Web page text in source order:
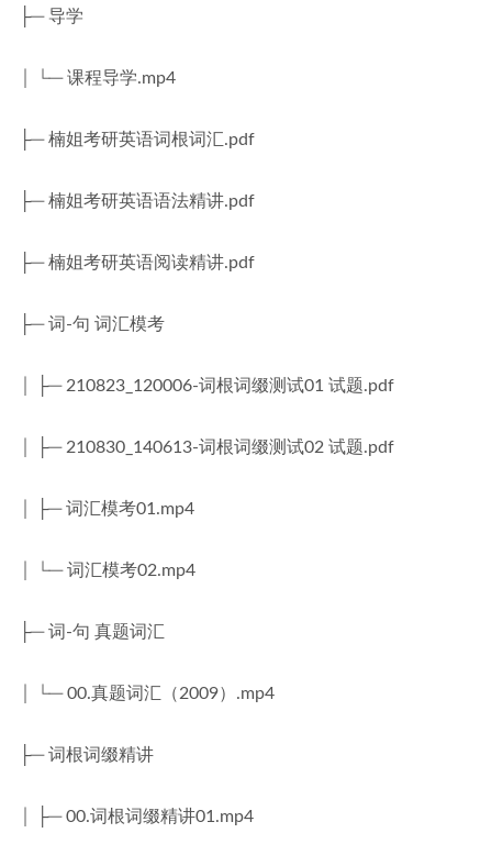
├─ 导学
│ └─ 课程导学.mp4
├─ 楠姐考研英语词根词汇.pdf
├─ 楠姐考研英语语法精讲.pdf
├─ 楠姐考研英语阅读精讲.pdf
├─ 词-句 词汇模考
│ ├─ 210823_120006-词根词缀测试01 试题.pdf
│ ├─ 210830_140613-词根词缀测试02 试题.pdf
│ ├─ 词汇模考01.mp4
│ └─ 词汇模考02.mp4
├─ 词-句 真题词汇
│ └─ 00.真题词汇（2009）.mp4
├─ 词根词缀精讲
│ ├─ 00.词根词缀精讲01.mp4